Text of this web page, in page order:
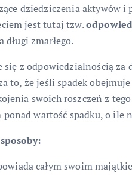
dziedziczenia aktywów i
jest tutaj tzw.
zmarłego.
z odpowiedzialnością za
to, że jeśli spadek
swoich roszczeń z
wartość spadku, o ile
całym swoim